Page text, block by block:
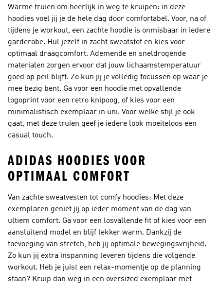
Warme truien om heerlijk in weg te kruipen: in deze
hoodies voel jij je de hele dag door comfortabel. Voor, na of
tijdens je workout, een zachte hoodie is onmisbaar in iedere
garderobe. Hul jezelf in zacht sweatstof en kies voor
optimaal draagcomfort. Ademende en sneldrogende
materialen zorgen ervoor dat jouw lichaamstemperatuur
goed op peil blijft. Zo kun jij je volledig focussen op waar je
mee bezig bent. Ga voor een hoodie met opvallende
logoprint voor een retro knipoog, of kies voor een
minimalistisch exemplaar in uni. Voor welke stijl je ook
gaat, met deze truien geef je iedere look moeiteloos een
casual touch.
ADIDAS HOODIES VOOR
OPTIMAAL COMFORT
Van zachte sweatvesten tot comfy hoodies: Met deze
exemplaren geniet jij op ieder moment van de dag van
ultiem comfort. Ga voor een losvallende fit of kies voor een
aansluitend model en blijf lekker warm. Dankzij de
toevoeging van stretch, heb jij optimale bewegingsvrijheid.
Zo kun jij extra inspanning leveren tijdens die volgende
workout. Heb je juist een relax-momentje op de planning
staan? Kruip dan weg in een oversized exemplaar met